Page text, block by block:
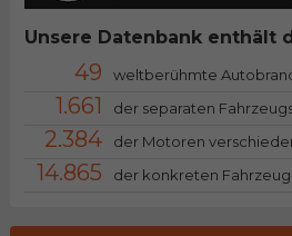
Unsere Datenbank enthält
49 weltberühmte
1.661 der separaten
2.384 der Motoren
14.865 der konkreten